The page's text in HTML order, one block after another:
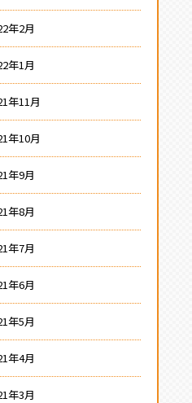
年2月
年1月
年11月
年10月
年9月
年8月
年7月
年6月
年5月
年4月
年3月